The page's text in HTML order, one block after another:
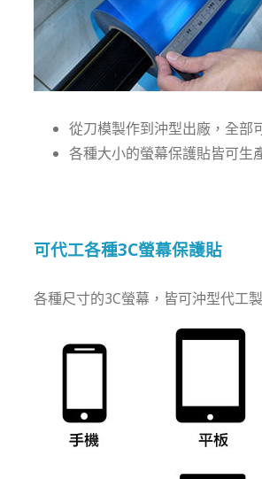
從刀模製作到沖型出廠，全部
各種大小的螢幕保護貼皆可生
可代工各種3C螢幕保護貼
各種尺寸的3C螢幕，皆可沖型代工